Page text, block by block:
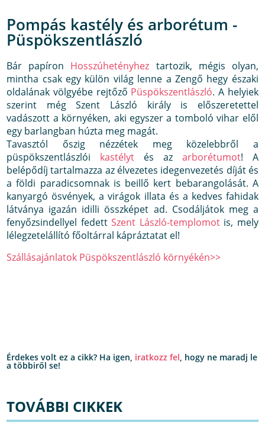
Pompás kastély és arborétum -
Püspökszentlászló
Bár papíron Hosszúhetényhez tartozik, mégis olyan,
mintha csak egy külön világ lenne a Zengő hegy északi
oldalának völgyébe rejtőző Püspökszentlászló. A helyiek
szerint még Szent László király is előszeretettel
vadászott a környéken, aki egyszer a tomboló vihar elől
egy barlangban húzta meg magát.
Tavasztól őszig nézzétek meg közelebbről a
püspökszentlászlói kastélyt és az arborétumot! A
belépődíj tartalmazza az élvezetes idegenvezetés díját és
a földi paradicsomnak is beillő kert bebarangolását. A
kanyargó ösvények, a virágok illata és a kedves fahidak
látványa igazán idilli összképet ad. Csodáljátok meg a
fenyőzsindellyel fedettSzent László-templomotis, mely
lélegzetelállító főoltárral kápráztatat el!
Szállásajánlatok Püspökszentlászló környékén>>
Érdekes volt ez a cikk? Ha igen, iratkozz fel, hogy ne maradj le
a többiről se!
TOVÁBBI CIKKEK